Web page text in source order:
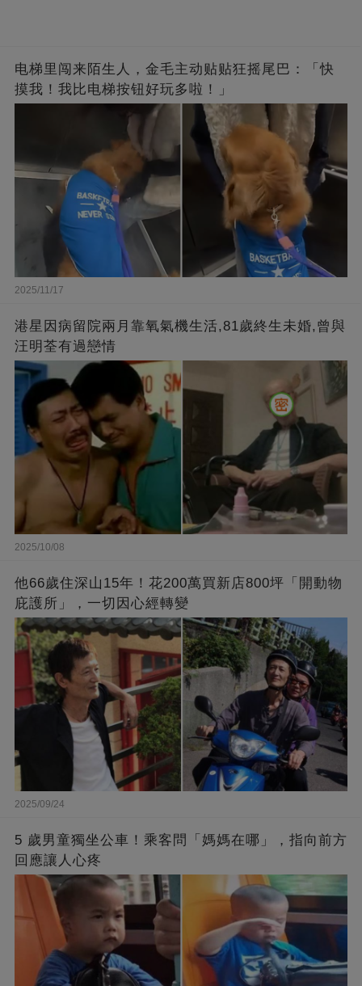
电梯里闯来陌生人，金毛主动贴贴狂摇尾巴：「快
摸我！我比电梯按钮好玩多啦！」
2025/11/17
港星因病留院兩月靠氧氣機生活,81歲終生未婚,曾與
汪明荃有過戀情
2025/10/08
他66歲住深山15年！花200萬買新店800坪「開動物
庇護所」，一切因心經轉變
2025/09/24
5 歲男童獨坐公車！乘客問「媽媽在哪」，指向前方
回應讓人心疼